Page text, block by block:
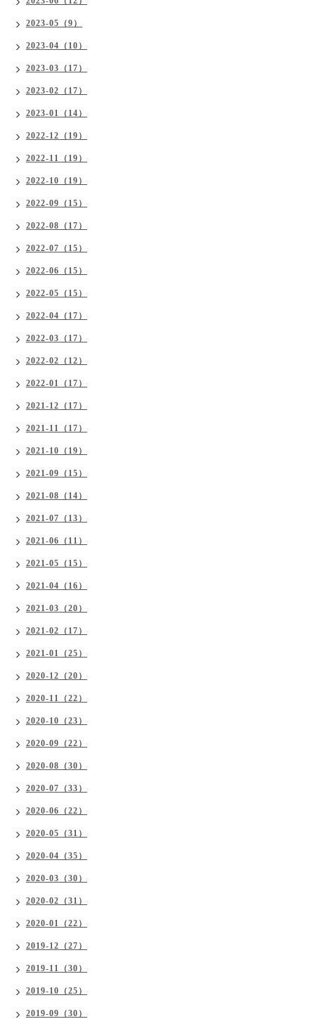
2023-05（9）
2023-04（10）
2023-03（17）
2023-02（17）
2023-01（14）
2022-12（19）
2022-11（19）
2022-10（19）
2022-09（15）
2022-08（17）
2022-07（15）
2022-06（15）
2022-05（15）
2022-04（17）
2022-03（17）
2022-02（12）
2022-01（17）
2021-12（17）
2021-11（17）
2021-10（19）
2021-09（15）
2021-08（14）
2021-07（13）
2021-06（11）
2021-05（15）
2021-04（16）
2021-03（20）
2021-02（17）
2021-01（25）
2020-12（20）
2020-11（22）
2020-10（23）
2020-09（22）
2020-08（30）
2020-07（33）
2020-06（22）
2020-05（31）
2020-04（35）
2020-03（30）
2020-02（31）
2020-01（22）
2019-12（27）
2019-11（30）
2019-10（25）
2019-09（30）